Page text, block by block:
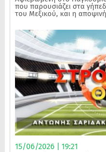
που παρουσιάζει στα
του Μεξικού, και η
15/06/2026 | 19:21